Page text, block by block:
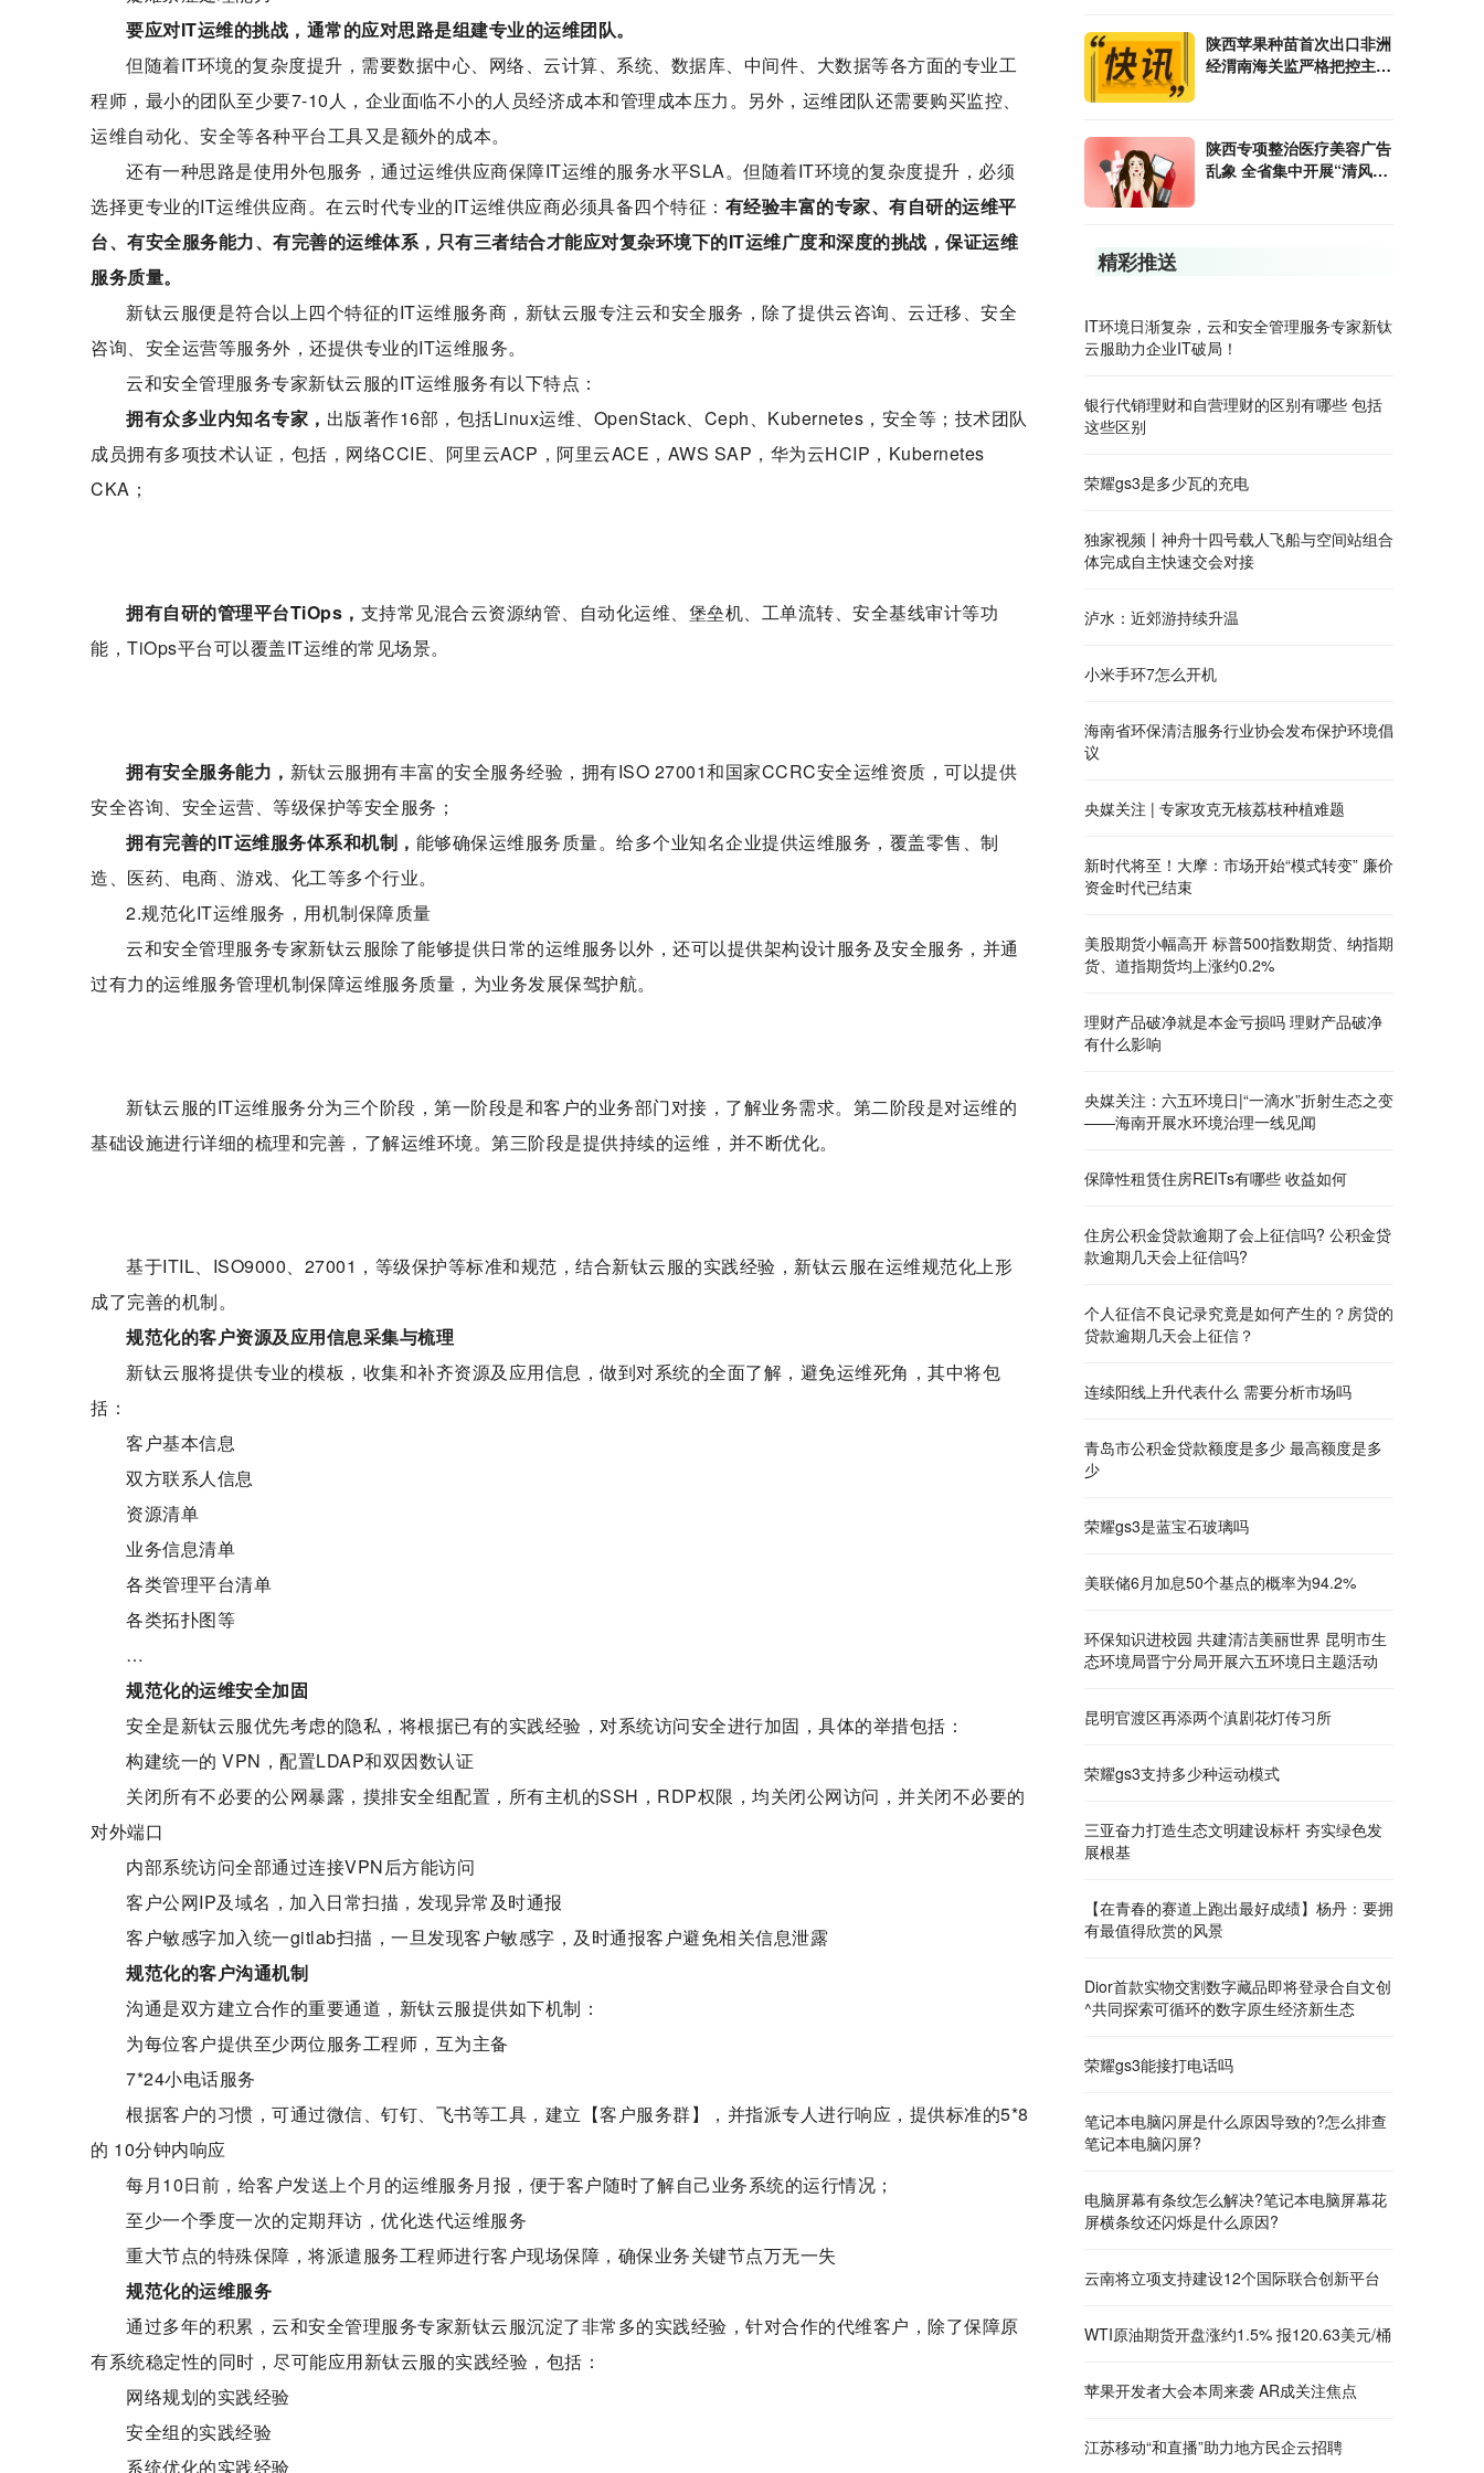
要应对IT运维的挑战，通常的应对思路是组建专业的运维团队。
但随着IT环境的复杂度提升，需要数据中心、网络、云计算、系统、数据库、中间件、大数据等各方面的专业工
程师，最小的团队至少要7-10人，企业面临不小的人员经济成本和管理成本压力。另外，运维团队还需要购买监控、
运维自动化、安全等各种平台工具又是额外的成本。
还有一种思路是使用外包服务，通过运维供应商保障IT运维的服务水平SLA。但随着IT环境的复杂度提升，必须
选择更专业的IT运维供应商。在云时代专业的IT运维供应商必须具备四个特征： 有经验丰富的专家、有自研的运维平
台、有安全服务能力、有完善的运维体系，只有三者结合才能应对复杂环境下的IT运维广度和深度的挑战，保证运维
服务质量。
新钛云服便是符合以上四个特征的IT运维服务商，新钛云服专注云和安全服务，除了提供云咨询、云迁移、安全
咨询、安全运营等服务外，还提供专业的IT运维服务。
云和安全管理服务专家新钛云服的IT运维服务有以下特点：
拥有众多业内知名专家， 出版著作16部，包括Linux运维、OpenStack、Ceph、Kubernetes，安全等；技术团队
成员拥有多项技术认证，包括，网络CCIE、阿里云ACP，阿里云ACE，AWS SAP，华为云HCIP，Kubernetes
CKA；
拥有自研的管理平台TiOps ， 支持常见混合云资源纳管、自动化运维、堡垒机、工单流转、安全基线审计等功
能，TiOps平台可以覆盖IT运维的常见场景。
拥有安全服务能力， 新钛云服拥有丰富的安全服务经验，拥有ISO 27001和国家CCRC安全运维资质，可以提供
安全咨询、安全运营、等级保护等安全服务；
拥有完善的IT运维服务体系和机制， 能够确保运维服务质量。给多个业知名企业提供运维服务，覆盖零售、制
造、医药、电商、游戏、化工等多个行业。
2.规范化IT运维服务，用机制保障质量
云和安全管理服务专家新钛云服除了能够提供日常的运维服务以外，还可以提供架构设计服务及安全服务，并通
过有力的运维服务管理机制保障运维服务质量，为业务发展保驾护航。
新钛云服的IT运维服务分为三个阶段，第一阶段是和客户的业务部门对接，了解业务需求。第二阶段是对运维的
基础设施进行详细的梳理和完善，了解运维环境。第三阶段是提供持续的运维，并不断优化。
基于ITIL、ISO9000、27001，等级保护等标准和规范，结合新钛云服的实践经验，新钛云服在运维规范化上形
成了完善的机制。
规范化的客户资源及应用信息采集与梳理
新钛云服将提供专业的模板，收集和补齐资源及应用信息，做到对系统的全面了解，避免运维死角，其中将包
括：
客户基本信息
双方联系人信息
资源清单
业务信息清单
各类管理平台清单
各类拓扑图等
…
规范化的运维安全加固
安全是新钛云服优先考虑的隐私，将根据已有的实践经验，对系统访问安全进行加固，具体的举措包括：
构建统一的 VPN，配置LDAP和双因数认证
关闭所有不必要的公网暴露，摸排安全组配置，所有主机的SSH，RDP权限，均关闭公网访问，并关闭不必要的
对外端口
内部系统访问全部通过连接VPN后方能访问
客户公网IP及域名，加入日常扫描，发现异常及时通报
客户敏感字加入统一gitlab扫描，一旦发现客户敏感字，及时通报客户避免相关信息泄露
规范化的客户沟通机制
沟通是双方建立合作的重要通道，新钛云服提供如下机制：
为每位客户提供至少两位服务工程师，互为主备
7*24小电话服务
根据客户的习惯，可通过微信、钉钉、飞书等工具，建立【客户服务群】，并指派专人进行响应，提供标准的5*8
的 10分钟内响应
每月10日前，给客户发送上个月的运维服务月报，便于客户随时了解自己业务系统的运行情况；
至少一个季度一次的定期拜访，优化迭代运维服务
重大节点的特殊保障，将派遣服务工程师进行客户现场保障，确保业务关键节点万无一失
规范化的运维服务
通过多年的积累，云和安全管理服务专家新钛云服沉淀了非常多的实践经验，针对合作的代维客户，除了保障原
有系统稳定性的同时，尽可能应用新钛云服的实践经验，包括：
网络规划的实践经验
安全组的实践经验
系统优化的实践经验
陕西苹果种苗首次出口非洲
经渭南海关监严格把控主动
陕西专项整治医疗美容广告
乱象 全省集中开展“清风行
精彩推送
IT环境日渐复杂，云和安全管理服务专家新钛
云服助力企业IT破局！
银行代销理财和自营理财的区别有哪些 包括
这些区别
荣耀gs3是多少瓦的充电
独家视频丨神舟十四号载人飞船与空间站组合
体完成自主快速交会对接
泸水：近郊游持续升温
小米手环7怎么开机
海南省环保清洁服务行业协会发布保护环境倡
议
央媒关注 | 专家攻克无核荔枝种植难题
新时代将至！大摩：市场开始“模式转变” 廉价
资金时代已结束
美股期货小幅高开 标普500指数期货、纳指期
货、道指期货均上涨约0.2%
理财产品破净就是本金亏损吗 理财产品破净
有什么影响
央媒关注：六五环境日|“一滴水”折射生态之变
——海南开展水环境治理一线见闻
保障性租赁住房REITs有哪些 收益如何
住房公积金贷款逾期了会上征信吗? 公积金贷
款逾期几天会上征信吗?
个人征信不良记录究竟是如何产生的？房贷的
贷款逾期几天会上征信？
连续阳线上升代表什么 需要分析市场吗
青岛市公积金贷款额度是多少 最高额度是多
少
荣耀gs3是蓝宝石玻璃吗
美联储6月加息50个基点的概率为94.2%
环保知识进校园 共建清洁美丽世界 昆明市生
态环境局晋宁分局开展六五环境日主题活动
昆明官渡区再添两个滇剧花灯传习所
荣耀gs3支持多少种运动模式
三亚奋力打造生态文明建设标杆 夯实绿色发
展根基
【在青春的赛道上跑出最好成绩】杨丹：要拥
有最值得欣赏的风景
Dior首款实物交割数字藏品即将登录合自文创
^共同探索可循环的数字原生经济新生态
荣耀gs3能接打电话吗
笔记本电脑闪屏是什么原因导致的?怎么排查
笔记本电脑闪屏?
电脑屏幕有条纹怎么解决?笔记本电脑屏幕花
屏横条纹还闪烁是什么原因?
云南将立项支持建设12个国际联合创新平台
WTI原油期货开盘涨约1.5% 报120.63美元/桶
苹果开发者大会本周来袭 AR成关注焦点
江苏移动“和直播”助力地方民企云招聘